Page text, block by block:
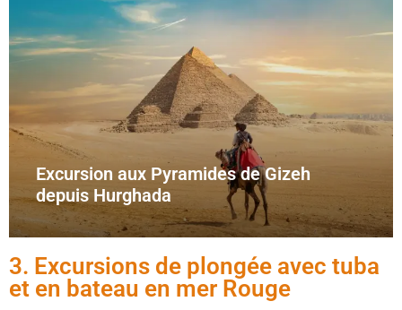
Excursion aux Pyramides de Gizeh
depuis Hurghada
3. Excursions de plongée avec tuba
et en bateau en mer Rouge